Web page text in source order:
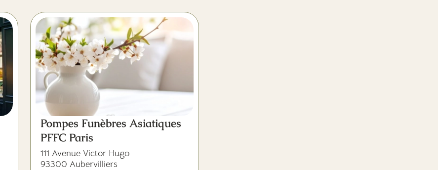
Pompes Funèbres Asiatiques
PFFC Paris
111 Avenue Victor Hugo
93300 Aubervilliers